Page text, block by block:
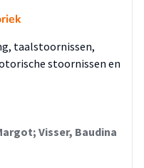
taalstoornissen,
stoornissen en
Visser, Baudina